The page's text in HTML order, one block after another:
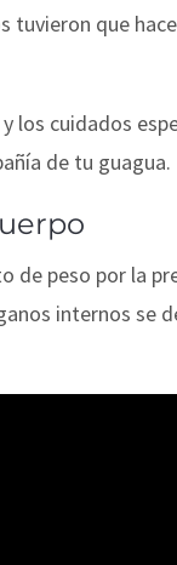
que
cuidados
de tu guagua.
peso por la
internos se